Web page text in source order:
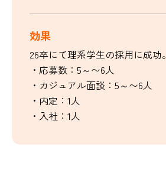
効果
26卒にて理系学生の採用に成功。
・応募数：5～〜6人
・カジュアル面談：5～〜6人
・内定：1人
・入社：1人